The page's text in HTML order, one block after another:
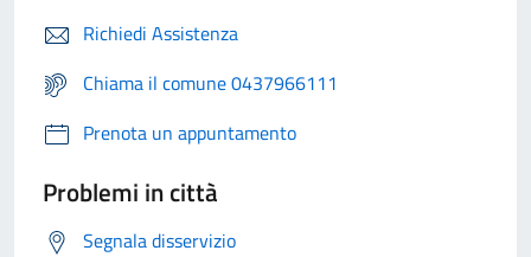
Richiedi Assistenza
Chiama il comune 0437966111
Prenota un appuntamento
Problemi in città
Segnala disservizio